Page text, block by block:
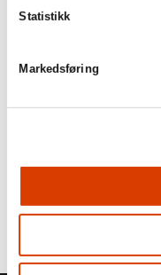
Statistikk
Markedsføring